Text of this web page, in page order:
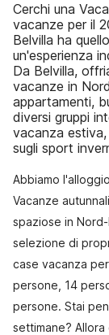
Cerchi una
vacanze per il
Belvilla ha
un'esperienza
Da Belvilla,
vacanze in
appartamenti,
diversi gruppi
vacanza estiva,
sugli sport
Abbiamo
Vacanze
spaziose in
selezione di
case vacanza
persone, 14
persone. Stai
settimane?